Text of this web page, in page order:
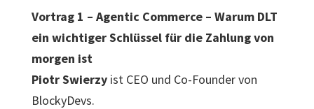
Vortrag 1 – Agentic Commerce – Warum DLT
ein wichtiger Schlüssel für die Zahlung von
morgen ist
Piotr Swierzyist CEO und Co-Founder von
BlockyDevs.